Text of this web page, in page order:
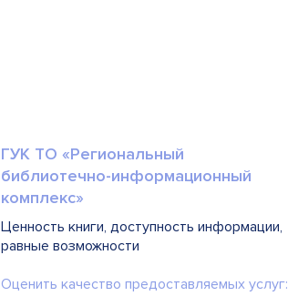
ГУК ТО «Региональный
библиотечно-информационный
комплекс»
Ценность книги, доступность информации,
равные возможности
Оценить качество предоставляемых услуг: